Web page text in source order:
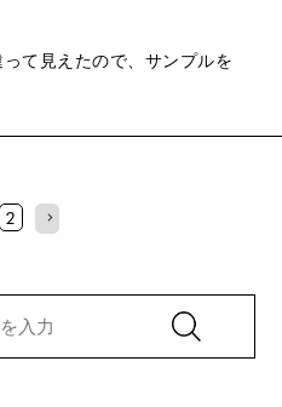
て見えたので、サンプルを
2